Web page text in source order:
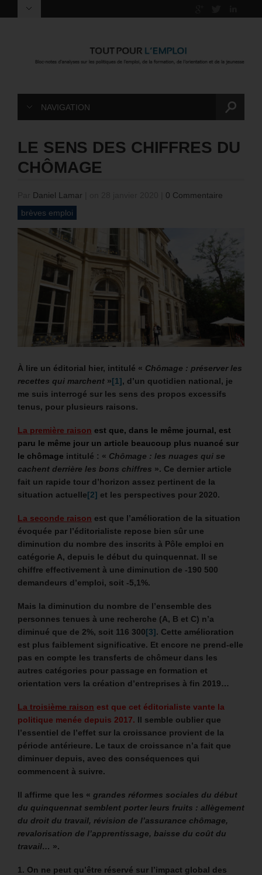
NAVIGATION
LE SENS DES CHIFFRES DU
CHÔMAGE
Daniel Lamar
0 Commentaire
brèves emploi
À lire un éditorial hier, intitulé « Chômage : préserver les
recettes qui marchent »[1], d’un quotidien national, je
me suis interrogé sur les sens des propos excessifs
tenus, pour plusieurs raisons.
La première raison est que, dans le même journal, est
paru le même jour un article beaucoup plus nuancé sur
le chômage intitulé : « Chômage : les nuages qui se
cachent derrière les bons chiffres ». Ce dernier article
fait un rapide tour d’horizon assez pertinent de la
situation actuelle[2] et les perspectives pour 2020.
La seconde raison est que l’amélioration de la situation
évoquée par l’éditorialiste repose bien sûr une
diminution du nombre des inscrits à Pôle emploi en
catégorie A, depuis le début du quinquennat. Il se
chiffre effectivement à une diminution de -190 500
demandeurs d’emploi, soit -5,1%.
Mais la diminution du nombre de l’ensemble des
personnes tenues à une recherche (A, B et C) n’a
diminué que de 2%, soit 116 300[3]. Cette amélioration
est plus faiblement significative. Et encore ne prend-elle
pas en compte les transferts de chômeur dans les
autres catégories pour passage en formation et
orientation vers la création d’entreprises à fin 2019…
La troisième raison est que cet éditorialiste vante la
politique menée depuis 2017. Il semble oublier que
l’essentiel de l’effet sur la croissance provient de la
période antérieure. Le taux de croissance n’a fait que
diminuer depuis, avec des conséquences qui
commencent à suivre.
Il affirme que les « grandes réformes sociales du début
du quinquennat semblent porter leurs fruits : allègement
du droit du travail, révision de l’assurance chômage,
revalorisation de l’apprentissage, baisse du coût du
travail… ».
1. On ne peut qu’être réservé sur l’impact global des